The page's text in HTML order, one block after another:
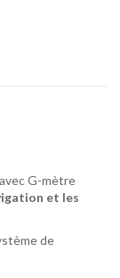
avec G-mètre
et les
de